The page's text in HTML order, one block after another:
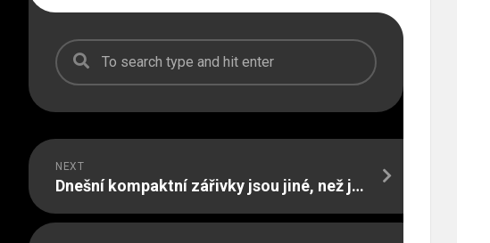
NEXT
Dnešní kompaktní zářivky jsou jiné, než jejich první prototypy